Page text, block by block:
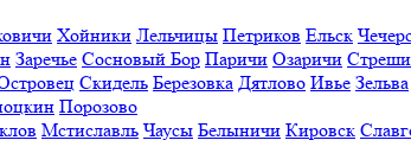
Хойники Лельчицы Петриков Ельск
Заречье Сосновый Бор Паричи Озаричи
Скидель Березовка Дятлово Ивье Зельва
Порозово
Мстиславль Чаусы Белыничи Кировск